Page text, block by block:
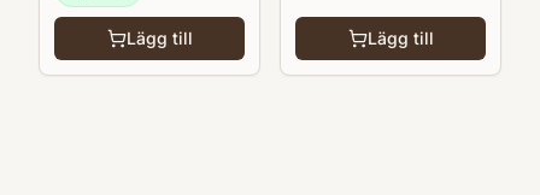
Lägg till Lägg till